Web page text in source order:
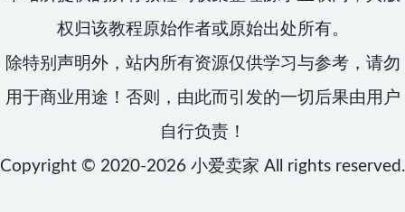
权归该教程原始作者或原始出处所有。
除特别声明外，站内所有资源仅供学习与参考，请勿
用于商业用途！否则，由此而引发的一切后果由用户
自行负责！
Copyright © 2020-2026 小爱卖家 All rights reserved.